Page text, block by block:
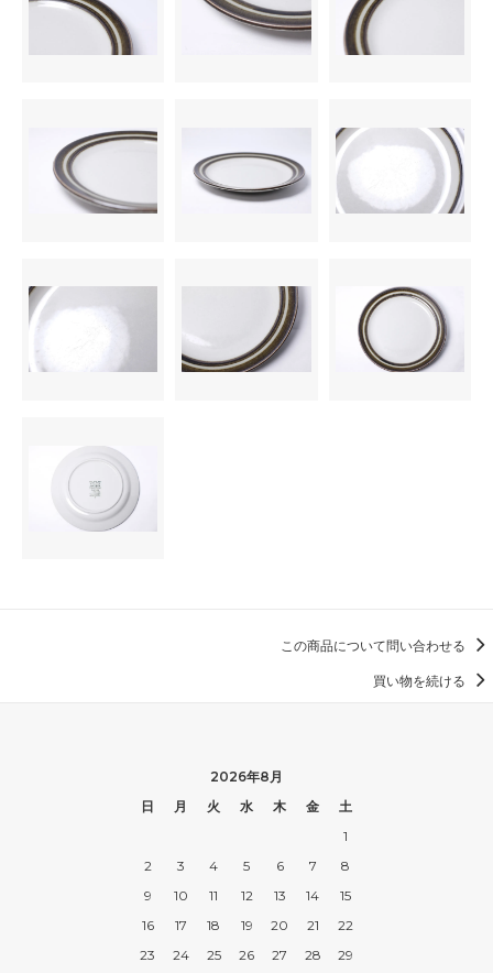
この商品について問い合わせる
買い物を続ける
2026年8月
日
月 火 水 木 金
土
1
2
3 4 5 6 7
8
9
10 11 12 13 14
15
16
17 18 19 20 21
22
23
24 25 26 27 28
29